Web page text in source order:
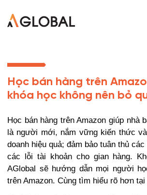
Học bán hàng trên
khóa học không nên bỏ
Học bán hàng trên Amazon giúp nhà
là người mới, nắm vững kiến thức
doanh hiệu quả; đảm bảo tuân thủ
các lỗi tài khoản cho gian hàng.
AGlobal sẽ hướng dẫn mọi người
trên Amazon. Cùng tìm hiểu rõ hơn